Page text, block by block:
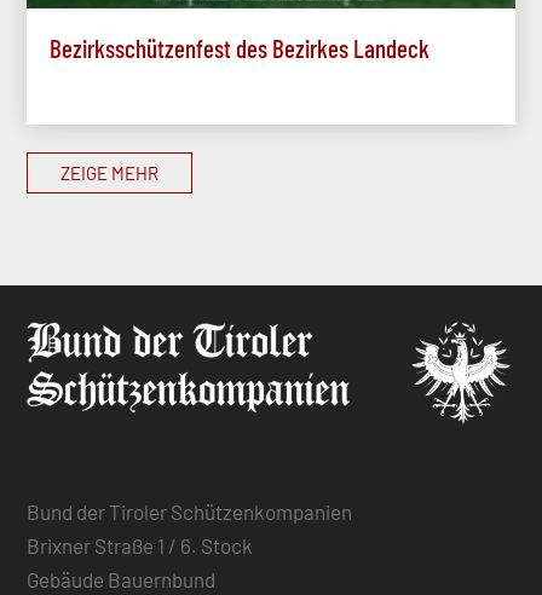
Bezirksschützenfest des Bezirkes Landeck
ZEIGE MEHR
Bund der Tiroler Schützenkompanien
Brixner Straße 1 / 6. Stock
Gebäude Bauernbund